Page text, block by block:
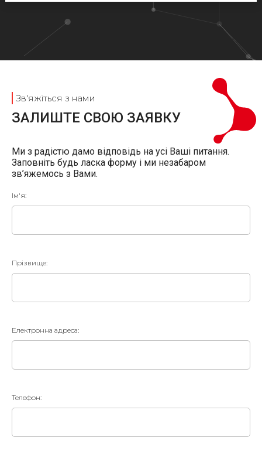
Зв'яжіться з нами
ЗАЛИШТЕ СВОЮ ЗАЯВКУ
Ми з радістю дамо відповідь на усі Ваші питання.
Заповніть будь ласка форму і ми незабаром
зв’яжемось з Вами.
Ім'я:
Прізвище:
Електронна адреса:
Телефон: